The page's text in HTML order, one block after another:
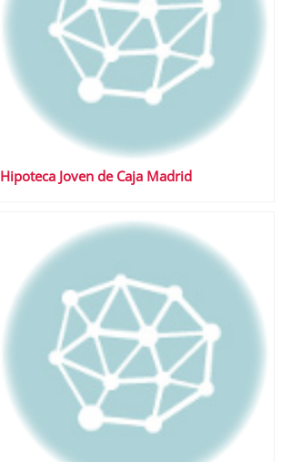
Hipoteca Joven de Caja Madrid